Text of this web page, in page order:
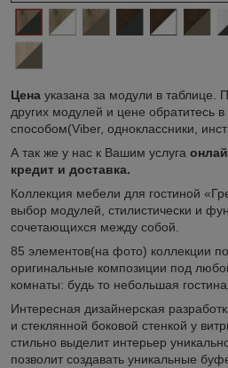
Цена указана за модули в таблице.
других модулей и цене обратитесь
способом(Viber, одноклассники,
А так же у нас к Вашим услуга
кредит и доставка.
Коллекция мебели для гостиной
выбор модулей, стилистически и
сочетающихся между собой.
85 элементов(на фото) коллекции
оригинальные композиции под
комнаты: будь то небольшая
Интересная дизайнерская
и стеклянной боковой стенкой у
стильно выделит интерьер
позволит создавать уникальные